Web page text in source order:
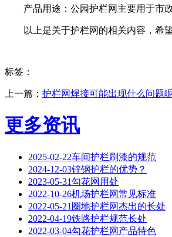
产品用途：公园护栏网主要用于市政
以上是关于护栏网的相关内容，希望
标签：
上一篇： 护栏网焊接可能出现什么问题
更多资讯
2025-02-22‌车间护栏刷漆的规范
2024-12-03锌钢护栏的优势？
2023-05-31勾花网用处
2022-10-26机场护栏网常见标准
2022-05-21 圈地护栏网杰出的长处
2022-04-19铁路护栏规范长处
2022-03-04勾花护栏网产品特色